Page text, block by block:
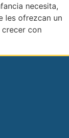
necesita,
les ofrezcan un
crecer con